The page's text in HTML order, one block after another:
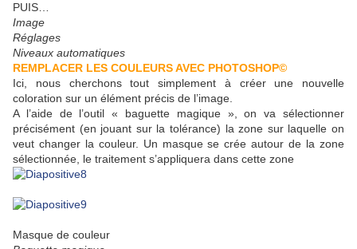
PUIS…
Image
Réglages
Niveaux automatiques
REMPLACER LES COULEURS AVEC PHOTOSHOP©
Ici, nous cherchons tout simplement à créer une nouvelle
coloration sur un élément précis de l’image.
A l’aide de l’outil « baguette magique », on va sélectionner
précisément (en jouant sur la tolérance) la zone sur laquelle on
veut changer la couleur. Un masque se crée autour de la zone
sélectionnée, le traitement s’appliquera dans cette zone
Masque de couleur